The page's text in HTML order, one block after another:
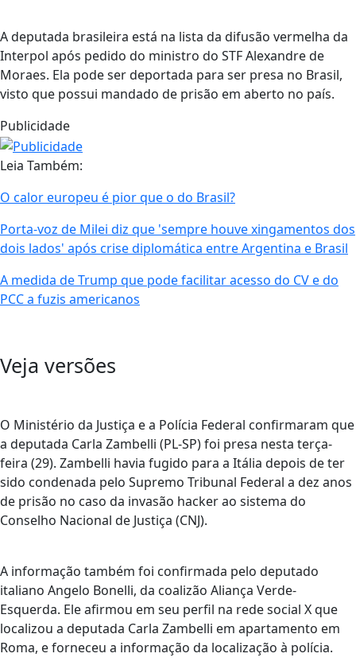
A deputada brasileira está na lista da difusão vermelha da
Interpol após pedido do ministro do STF Alexandre de
Moraes. Ela pode ser deportada para ser presa no Brasil,
visto que possui mandado de prisão em aberto no país.
Publicidade
Leia Também:
O calor europeu é pior que o do Brasil?
Porta-voz de Milei diz que 'sempre houve xingamentos dos
dois lados' após crise diplomática entre Argentina e Brasil
A medida de Trump que pode facilitar acesso do CV e do
PCC a fuzis americanos
Veja versões
O Ministério da Justiça e a Polícia Federal confirmaram que
a deputada Carla Zambelli (PL-SP) foi presa nesta terça-
feira (29). Zambelli havia fugido para a Itália depois de ter
sido condenada pelo Supremo Tribunal Federal a dez anos
de prisão no caso da invasão hacker ao sistema do
Conselho Nacional de Justiça (CNJ).
A informação também foi confirmada pelo deputado
italiano Angelo Bonelli, da coalizão Aliança Verde-
Esquerda. Ele afirmou em seu perfil na rede social X que
localizou a deputada Carla Zambelli em apartamento em
Roma, e forneceu a informação da localização à polícia.